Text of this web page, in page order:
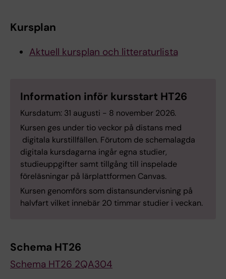
Kursplan
Aktuell kursplan och litteraturlista
Information inför kursstart HT26
Kursdatum: 31 augusti - 8 november 2026.
Kursen ges under tio veckor på distans med
digitala kurstillfällen. Förutom de schemalagda
digitala kursdagarna ingår egna studier,
studieuppgifter samt tillgång till inspelade
föreläsningar på lärplattformen Canvas.
Kursen genomförs som distansundervisning på
halvfart vilket innebär 20 timmar studier i veckan.
Schema HT26
Schema HT26 2QA304